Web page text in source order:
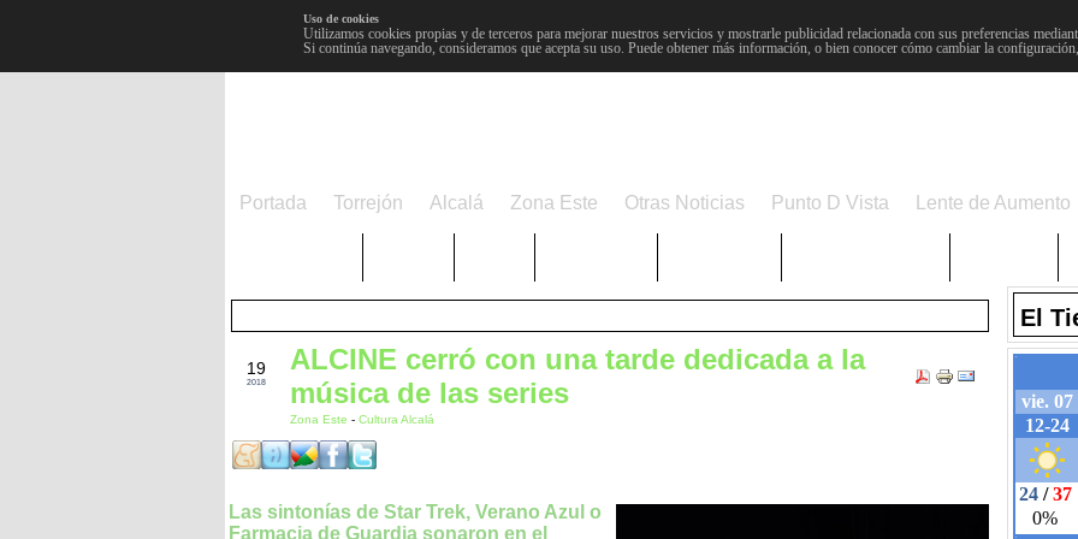
Uso de cookies
Utilizamos cookies propias y de terceros para mejorar nuestros servicios y mostrarle publicidad relacionada con sus preferencias
Si continúa navegando, consideramos que acepta su uso. Puede obtener más información, o bien conocer cómo cambiar la
Portada Torrejón Alcalá Zona Este Otras Noticias Punto D Vista Lente de Aumento
19
2018
ALCINE cerró con una tarde dedicada a la
música de las series
Zona Este - Cultura Alcalá
Las sintonías de Star Trek, Verano Azul o
Farmacia de Guardia sonaron en el
El